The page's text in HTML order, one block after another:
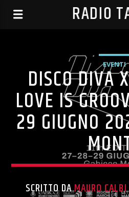
RADIO
EVENTI
DISCO DIVA
LOVE IS
29 GIUGNO
SCRITTO DAMAURO CALBI